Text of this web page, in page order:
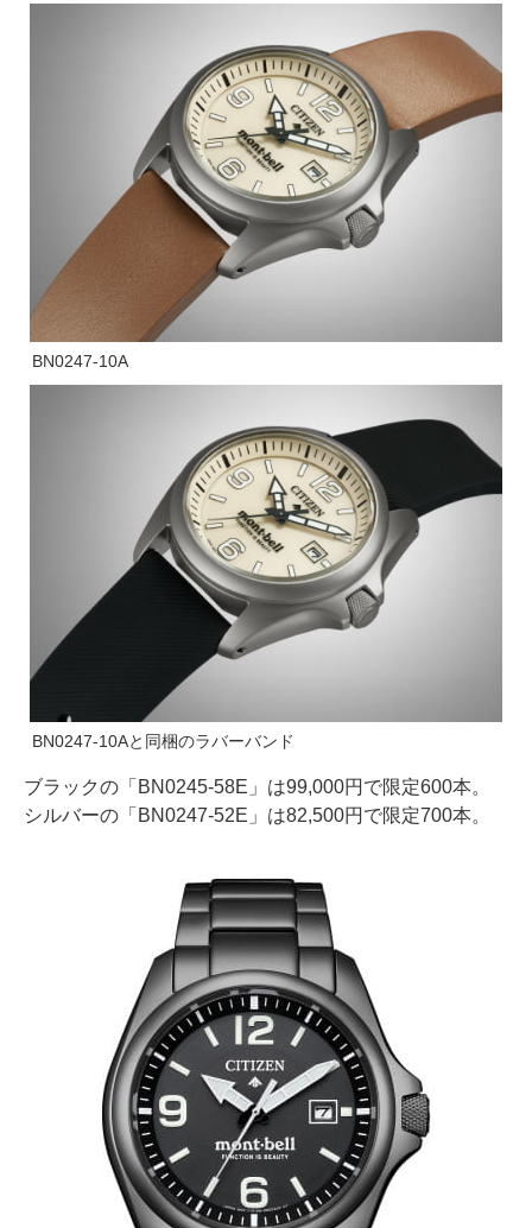
BN0247-10A
BN0247-10Aと同梱のラバーバンド
ブラックの「BN0245-58E」は99,000円で限定600本。
シルバーの「BN0247-52E」は82,500円で限定700本。